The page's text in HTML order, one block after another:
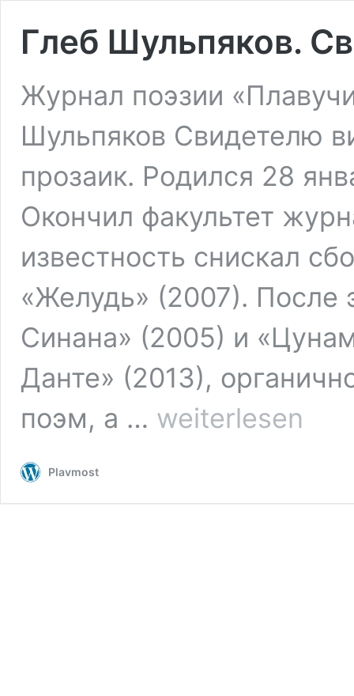
Глеб Шульпяков.
Журнал поэзии
Шульпяков Свидетелю
прозаик. Родился 28
Окончил факультет
известность снискал
«Желудь» (2007). После
Синана» (2005) и
Данте» (2013),
поэм, а …
Шульпяков.
weiterlesen
Plavmost